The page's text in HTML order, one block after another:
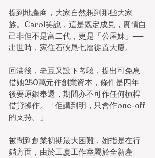
提到地產商，大家自然想到那些大家
族。Carol笑說，這是既定成見，實情自
己非但不是富二代，更是「公屋妹」──
出世時，家住石硤尾七層徙置大廈。
回港後，老豆又設下考驗，提出可免息
借她250萬元作創業資本，條件是四年
後要原銀奉還，期間亦不可作任何槓桿
借貸操作。「佢講到明，只會作one-off
的支持。」
被問到創業初期最大困難，她指是在行
銷方面，由於工廈工作室屬於全新產